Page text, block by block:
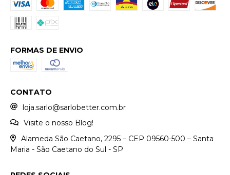
FORMAS DE ENVIO
CONTATO
loja.sarlo@sarlobetter.com.br
Visite o nosso Blog!
Alameda São Caetano, 2295 – CEP 09560-500 – Santa
Maria - São Caetano do Sul - SP